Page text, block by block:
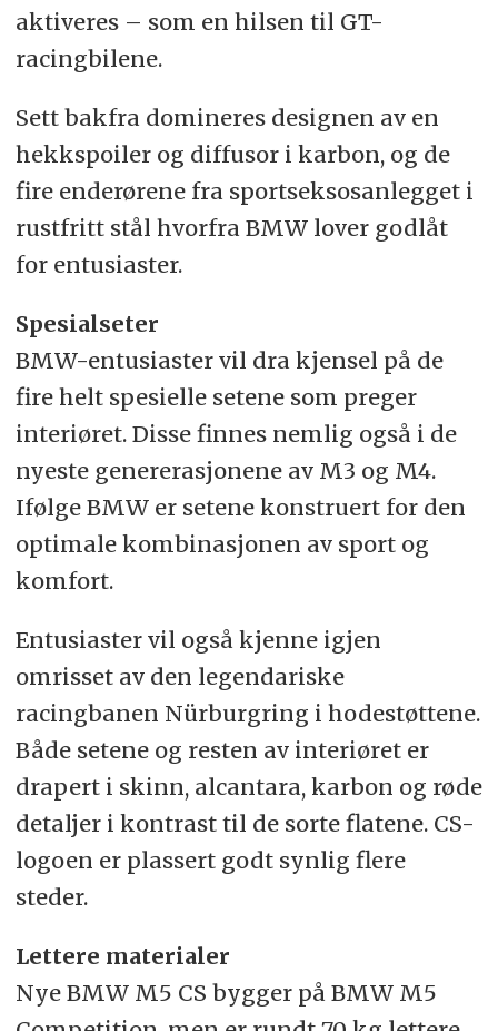
aktiveres – som en hilsen til GT-
racingbilene.
Sett bakfra domineres designen av en
hekkspoiler og diffusor i karbon, og de
fire enderørene fra sportseksosanlegget i
rustfritt stål hvorfra BMW lover godlåt
for entusiaster.
Spesialseter
BMW-entusiaster vil dra kjensel på de
fire helt spesielle setene som preger
interiøret. Disse finnes nemlig også i de
nyeste genererasjonene av M3 og M4.
Ifølge BMW er setene konstruert for den
optimale kombinasjonen av sport og
komfort.
Entusiaster vil også kjenne igjen
omrisset av den legendariske
racingbanen Nürburgring i hodestøttene.
Både setene og resten av interiøret er
drapert i skinn, alcantara, karbon og røde
detaljer i kontrast til de sorte flatene. CS-
logoen er plassert godt synlig flere
steder.
Lettere materialer
Nye BMW M5 CS bygger på BMW M5